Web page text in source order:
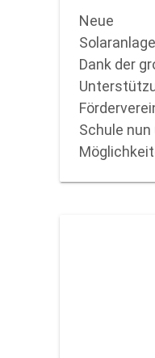
Neue
Dank der
Schule nun